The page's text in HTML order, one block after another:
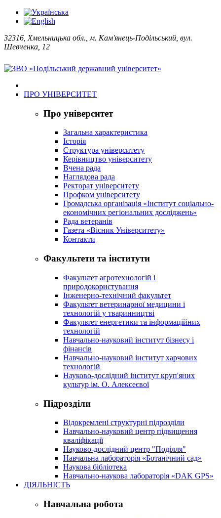
32316, Хмельницька обл., м. Кам'янець-Подільський, вул.
Шевченка, 12
ПРО УНІВЕРСИТЕТ
Про університет
Загальна характеристика
Історія
Структура університету
Керівництво університету
Вчена рада
Наглядова рада
Ректорат університету
Профком університету
Громадська організація «Інститут соціально-
економічних регіональних досліджень»
Рада ветеранів
Газета «Вісник Університету»
Контакти
Факультети та інститути
Факультет агротехнологій і
природокористування
Інженерно-технічний факультет
Факультет ветеринарної медицини і
технологій у тваринництві
Факультет енергетики та інформаційних
технологій
Навчально-науковий інститут бізнесу і
фінансів
Навчально-науковий інститут харчових
технологій
Науково-дослідний інститут круп'яних
культур ім. О. Алексеєвої
Підрозділи
Відокремлені структурні підрозділи
Навчально-науковий центр підвищення
кваліфікації
Науково-дослідний центр "Поділля"
Навчальна лабораторія «Ботанічний сад»
Наукова бібліотека
Навчально-наукова лабораторія «DAK GPS»
ДІЯЛЬНІСТЬ
Навчальна робота